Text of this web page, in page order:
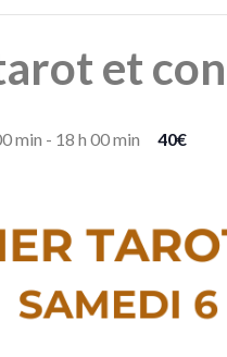
et
min - 18 h 00 min 40€